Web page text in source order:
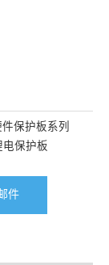
件保护板系列
电保护板
件